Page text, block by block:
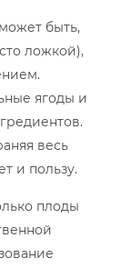
быть,
ложкой),
ягоды и
весь
и пользу.
плоды